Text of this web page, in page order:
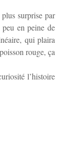
surprise par
peu en peine de
qui plaira
rouge, ça
l’histoire